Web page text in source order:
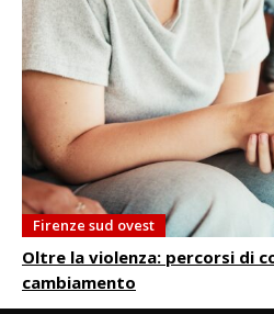
Firenze sud ovest
Oltre la violenza: percorsi di
cambiamento